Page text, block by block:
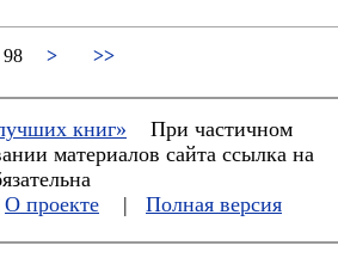
> >>
книг»
При частичном
материалов сайта ссылка на
О проекте | Полная версия